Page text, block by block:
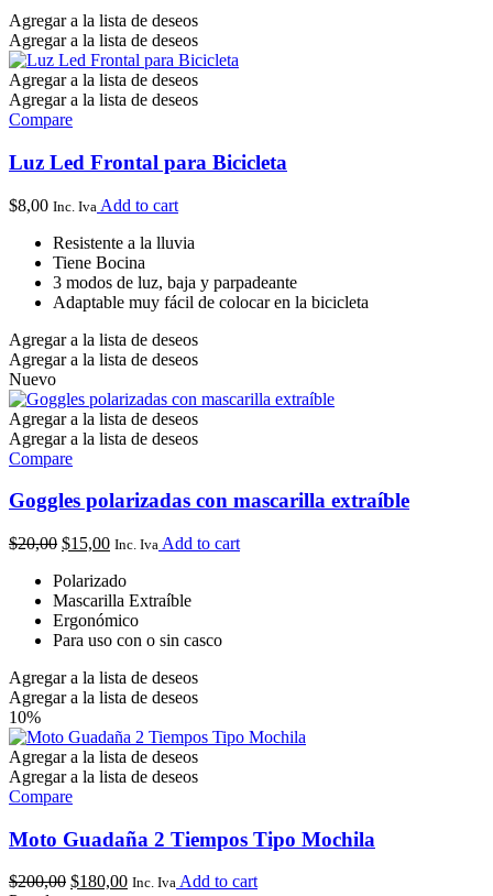
Agregar a la lista de deseos
Agregar a la lista de deseos
Agregar a la lista de deseos
Agregar a la lista de deseos
Compare
Luz Led Frontal para Bicicleta
$8,00 Inc. Iva Add to cart
Resistente a la lluvia
Tiene Bocina
3 modos de luz, baja y parpadeante
Adaptable muy fácil de colocar en la bicicleta
Agregar a la lista de deseos
Agregar a la lista de deseos
Nuevo
Agregar a la lista de deseos
Agregar a la lista de deseos
Compare
Goggles polarizadas con mascarilla extraíble
$20,00 $15,00 Inc. Iva Add to cart
Polarizado
Mascarilla Extraíble
Ergonómico
Para uso con o sin casco
Agregar a la lista de deseos
Agregar a la lista de deseos
10%
Agregar a la lista de deseos
Agregar a la lista de deseos
Compare
Moto Guadaña 2 Tiempos Tipo Mochila
$200,00 $180,00 Inc. Iva Add to cart